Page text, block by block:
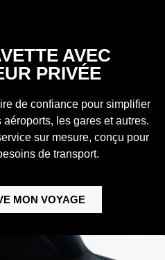
AVEC
PRIVÉE
de confiance pour simplifier
les gares et autres.
sur mesure, conçu pour
de transport.
MON VOYAGE